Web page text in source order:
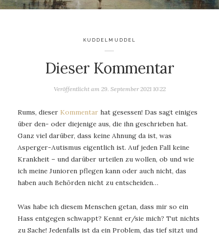
KUDDELMUDDEL
Dieser Kommentar
Veröffentlicht am 29. September 2021 10:22
Rums, dieser Kommentar hat gesessen! Das sagt einiges
über den- oder diejenige aus, die ihn geschrieben hat.
Ganz viel darüber, dass keine Ahnung da ist, was
Asperger-Autismus eigentlich ist. Auf jeden Fall keine
Krankheit – und darüber urteilen zu wollen, ob und wie
ich meine Junioren pflegen kann oder auch nicht, das
haben auch Behörden nicht zu entscheiden…
Was habe ich diesem Menschen getan, dass mir so ein
Hass entgegen schwappt? Kennt er/sie mich? Tut nichts
zu Sache! Jedenfalls ist da ein Problem, das tief sitzt und